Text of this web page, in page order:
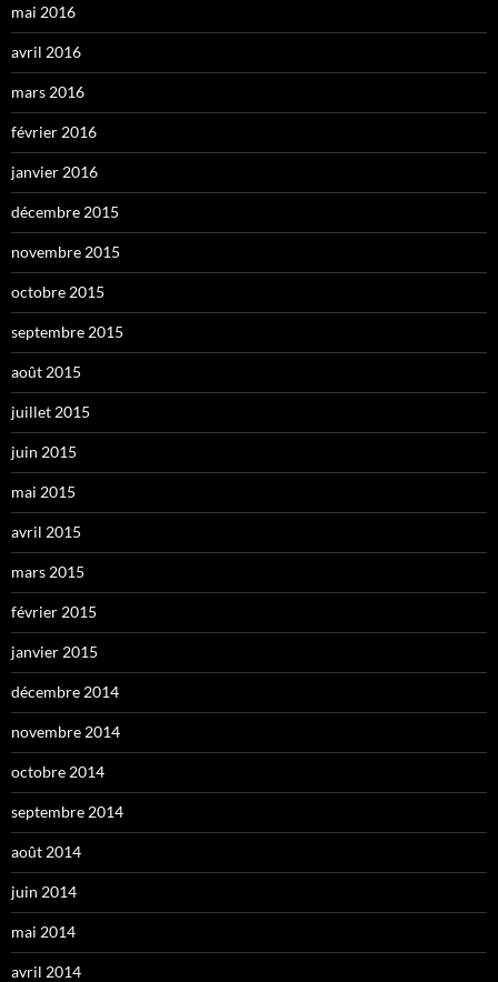
mai 2016
avril 2016
mars 2016
février 2016
janvier 2016
décembre 2015
novembre 2015
octobre 2015
septembre 2015
août 2015
juillet 2015
juin 2015
mai 2015
avril 2015
mars 2015
février 2015
janvier 2015
décembre 2014
novembre 2014
octobre 2014
septembre 2014
août 2014
juin 2014
mai 2014
avril 2014